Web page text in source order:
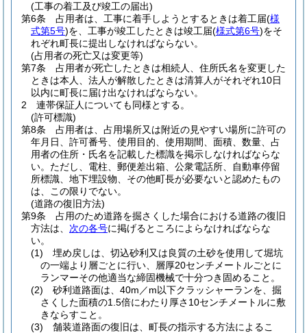
(工事の着工及び竣工の届出)
第6条
占用者は、工事に着手しようとするときは着工届(様
式第5号)を、工事が竣工したときは竣工届(様式第6号)をそ
れぞれ町長に提出しなければならない。
(占用者の死亡又は変更等)
第7条
占用者が死亡したときは相続人、住所氏名を変更した
ときは本人、法人が解散したときは清算人がそれぞれ10日
以内に町長に届け出なければならない。
2
連帯保証人についても同様とする。
(許可標識)
第8条
占用者は、占用場所又は附近の見やすい場所に許可の
年月日、許可番号、使用目的、使用期間、面積、数量、占
用者の住所・氏名を記載した標識を掲示しなければならな
い。 ただし、電柱、郵便差出箱、公衆電話所、自動車停留
所標識、地下埋設物、その他町長が必要ないと認めたもの
は、この限りでない。
(道路の復旧方法)
第9条
占用のため道路を掘さくした場合における道路の復旧
方法は、 次の各号に掲げるところによらなければならな
い。
(1)
埋め戻しは、切込砂利又は良質の土砂を使用して堀坑
の一端より層ごとに行い、層厚20センチメートルごとに
ランマーその他適当な締固機械で十分つき固めること。
(2)
砂利道路面は、40m／m以下クラッシャーランを、掘
さくした面積の1.5倍にわたり厚さ10センチメートルに敷
きならすこと。
(3)
舗装道路面の復旧は、町長の指示する方法によるこ